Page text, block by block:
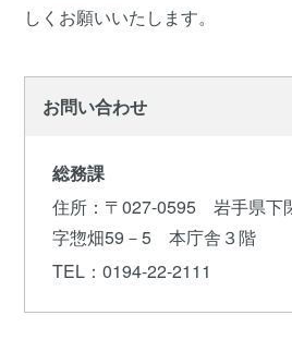
しくお願いいたします。
お問い合わせ
総務課
住所 ：〒027-0595 岩手県下
字惣畑59－5 本庁舎３階
TEL ：0194-22-2111